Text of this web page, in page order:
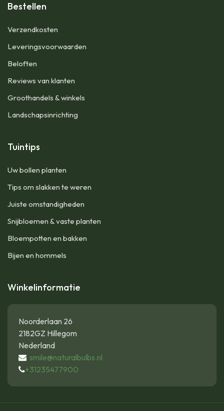
Bestellen
Verzendkosten
Leveringsvoorwaarden
Beloften
Reviews van klanten
Groothandels & winkels
Landschapsinrichting
Tuintips
Uw bollen planten
Tips om slakken te weren
Juiste omstandigheden
Snijbloemen & vaste planten
Bloempotten en bakken
Bijen en hommels
Winkelinformatie
Noorderlaan 26
2182GZ Hillegom
Nederland
smile@naturalbulbs.nl
+31235477900